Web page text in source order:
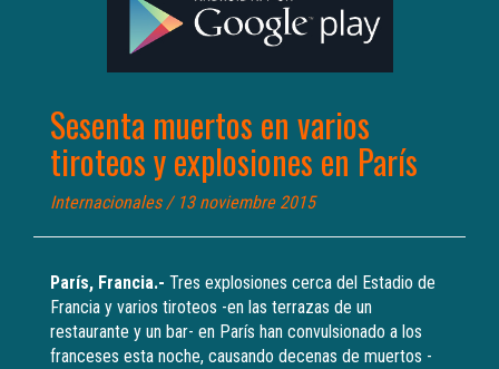
Sesenta muertos en varios
tiroteos y explosiones en París
Internacionales/ 13 noviembre 2015
París, Francia.- Tres explosiones cerca del Estadio de
Francia y varios tiroteos -en las terrazas de un
restaurante y un bar- en París han convulsionado a los
franceses esta noche, causando decenas de muertos -